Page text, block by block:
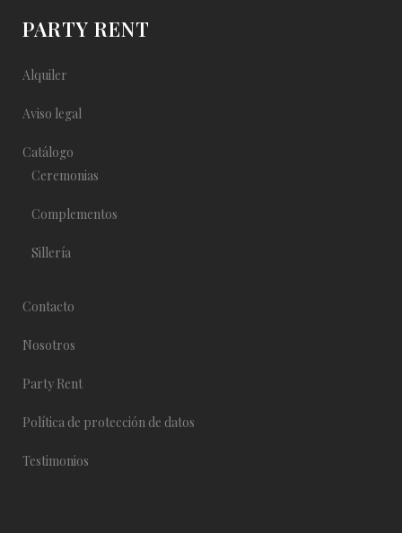
PARTY RENT
Alquiler
Aviso legal
Catálogo
Ceremonias
Complementos
Sillería
Contacto
Nosotros
Party Rent
Política de protección de datos
Testimonios